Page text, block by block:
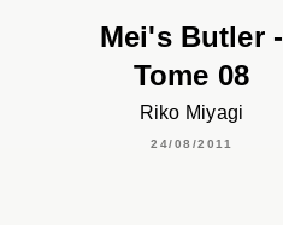
Mei's Butler -
Tome 08
Riko Miyagi
24/08/2011